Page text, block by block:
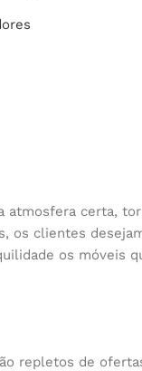
certa,
os clientes
os móveis
repletos de